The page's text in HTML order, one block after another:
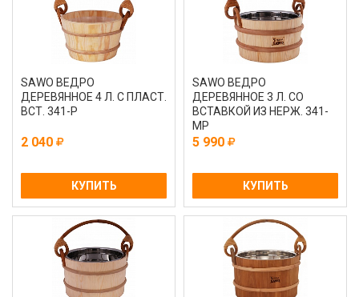
SAWO ВЕДРО
ДЕРЕВЯННОЕ 4 Л. С ПЛАСТ.
ВСТ. 341-Р
2 040
КУПИТЬ
SAWO ВЕДРО
ДЕРЕВЯННОЕ 3 Л. СО
ВСТАВКОЙ ИЗ НЕРЖ. 341-
МР
5 990
КУПИТЬ